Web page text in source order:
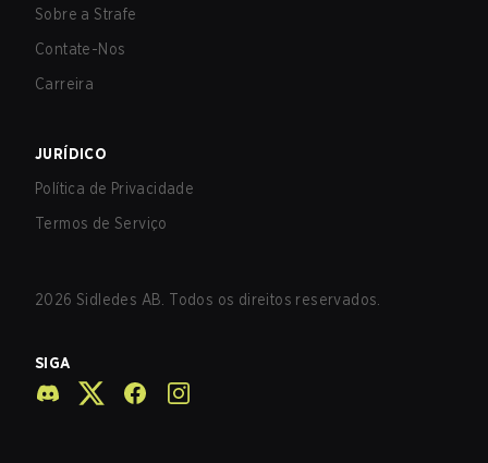
Sobre a Strafe
Contate-Nos
Carreira
JURÍDICO
Política de Privacidade
Termos de Serviço
2026 Sidledes AB. Todos os direitos reservados.
SIGA